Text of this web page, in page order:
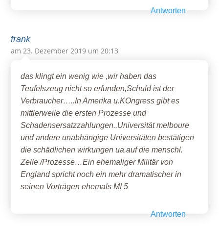
Antworten
frank
am 23. Dezember 2019 um 20:13
das klingt ein wenig wie ,wir haben das
Teufelszeug nicht so erfunden,Schuld ist der
Verbraucher…..In Amerika u.KOngress gibt es
mittlerweile die ersten Prozesse und
Schadensersatzzahlungen..Universität melboure
und andere unabhängige Universitäten bestätigen
die schädlichen wirkungen ua.auf die menschl.
Zelle /Prozesse…Ein ehemaliger Militär von
England spricht noch ein mehr dramatischer in
seinen Vorträgen ehemals MI 5
Antworten